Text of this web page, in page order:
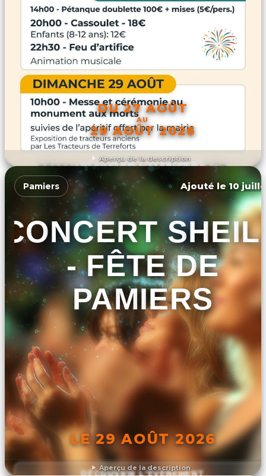
Aperçu de la description
DU 27 AOÛT
AU
29 AOÛT 2026
DÉCOUVRIR L'ÉVÉNEMENT
Aperçu de la description
Pamiers Ajouté le 10
CONCERT
- FÊTE DE
PAMIERS
LE 29 AOÛT 2026
DÉCOUVRIR L'ÉVÉNEMENT